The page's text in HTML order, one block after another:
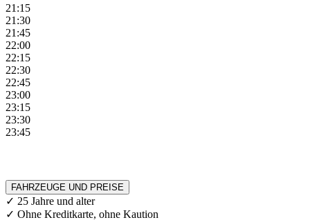
21:15
21:30
21:45
22:00
22:15
22:30
22:45
23:00
23:15
23:30
23:45
FAHRZEUGE UND PREISE
✓ 25 Jahre und alter
✓ Ohne Kreditkarte, ohne Kaution